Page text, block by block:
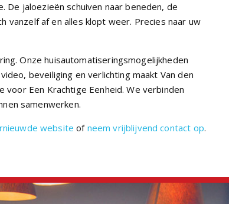
jaloezieën schuiven naar beneden, de
vanzelf af en alles klopt weer. Precies naar uw
Onze huisautomatiseringsmogelijkheden
beveiliging en verlichting maakt Van den
voor Een Krachtige Eenheid. We verbinden
samenwerken.
website of neem vrijblijvend contact op.